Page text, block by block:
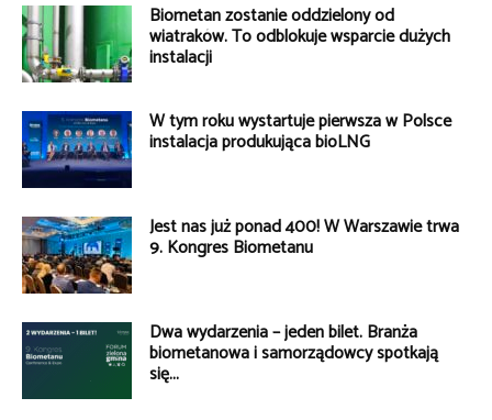
Biometan zostanie oddzielony od
wiatraków. To odblokuje wsparcie dużych
instalacji
W tym roku wystartuje pierwsza w Polsce
instalacja produkująca bioLNG
Jest nas już ponad 400! W Warszawie trwa
9. Kongres Biometanu
Dwa wydarzenia – jeden bilet. Branża
biometanowa i samorządowcy spotkają
się...